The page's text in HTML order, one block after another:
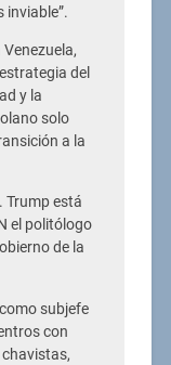
inviable”.
del
y la
solo
a la
Trump está
el politólogo
de la
subjefe
con